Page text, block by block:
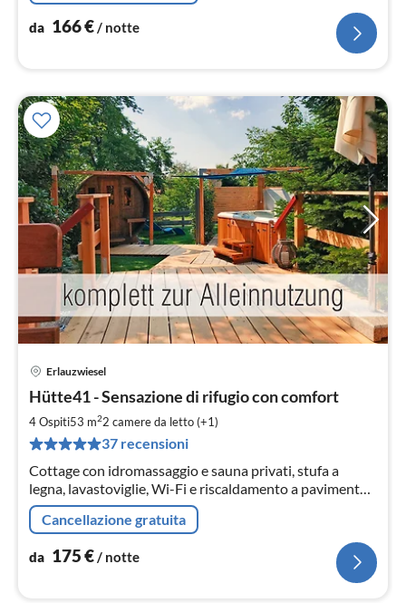
da 166€/ notte
Erlauzwiesel
Hütte41 - Sensazione di rifugio con comfort
4 Ospiti53 m22 camere da letto (+1)
37 recensioni
Cottage con idromassaggio e sauna privati, stufa a
legna, lavastoviglie, Wi-Fi e riscaldamento a pavimento.
Recintato.
Cancellazione gratuita
da 175€/ notte